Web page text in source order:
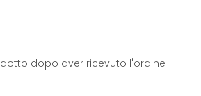
dopo aver ricevuto l'ordine